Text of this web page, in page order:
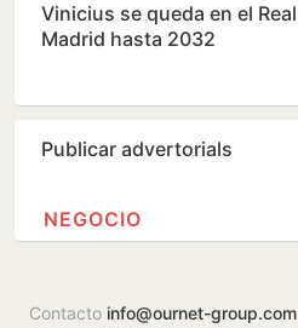
Vinicius se queda en el Real
Madrid hasta 2032
Publicar advertorials
NEGOCIO
Contacto info@ournet-group.com